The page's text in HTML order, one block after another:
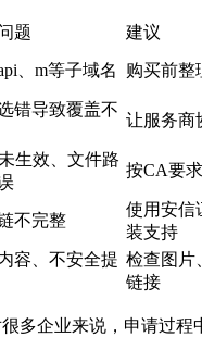
题
建议
、m等子域名 购买前整
错导致覆盖不
让服务商
生效、文件路
按CA要
不完整
使用安信
装支持
容、不安全提 检查图片
链接
多企业来说，申请过程